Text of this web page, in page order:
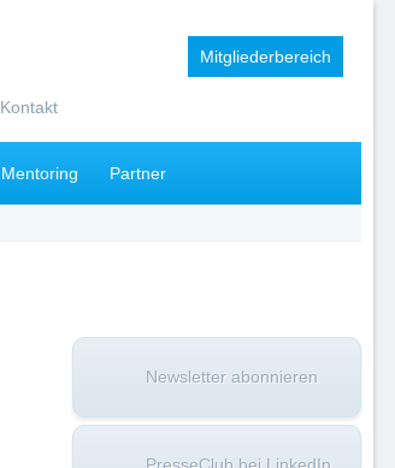
Mitgliederbereich
Kontakt
Mentoring Partner
Newsletter abonnieren